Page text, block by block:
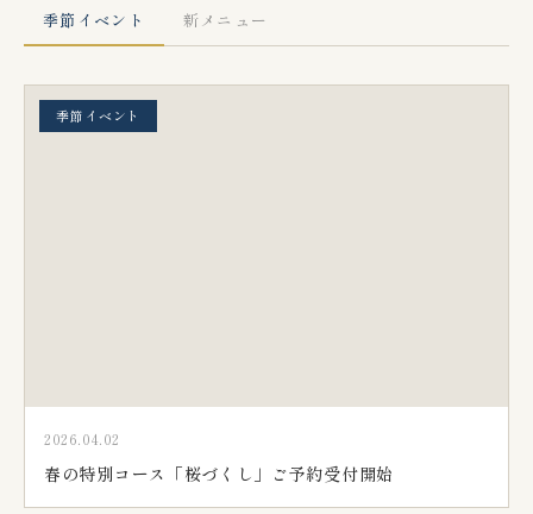
季節イベント 新メニュー
季節イベント
2026.04.02
春の特別コース「桜づくし」ご予約受付開始